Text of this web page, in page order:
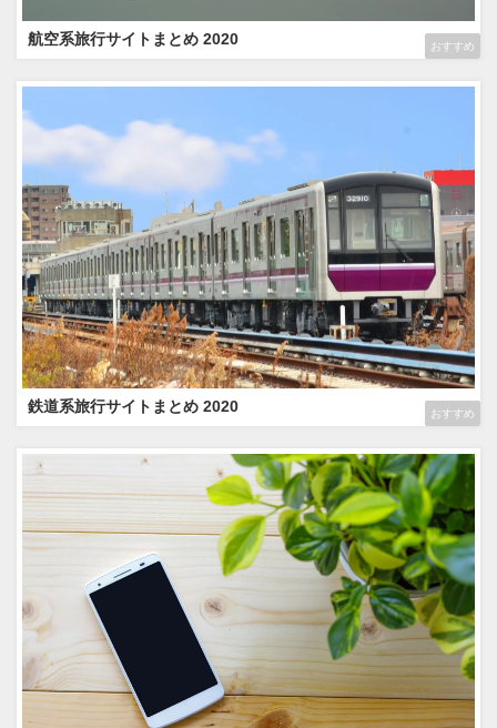
おすすめ
航空系旅行サイトまとめ 2020
おすすめ
鉄道系旅行サイトまとめ 2020